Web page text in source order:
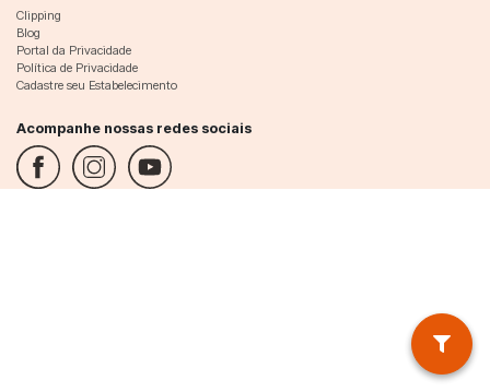
Clipping
Blog
Portal da Privacidade
Política de Privacidade
Cadastre seu Estabelecimento
Acompanhe nossas redes sociais